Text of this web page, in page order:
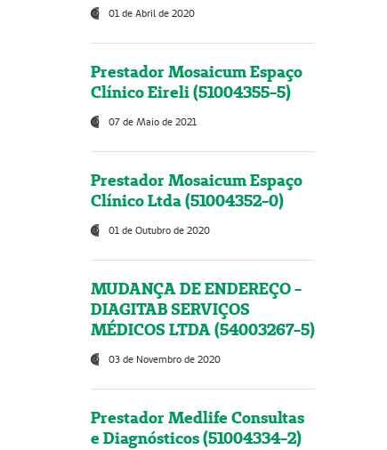
01 de Abril de 2020
Prestador Mosaicum Espaço
Clínico Eireli (51004355-5)
07 de Maio de 2021
Prestador Mosaicum Espaço
Clínico Ltda (51004352-0)
01 de Outubro de 2020
MUDANÇA DE ENDEREÇO -
DIAGITAB SERVIÇOS
MÉDICOS LTDA (54003267-5)
03 de Novembro de 2020
Prestador Medlife Consultas
e Diagnósticos (51004334-2)